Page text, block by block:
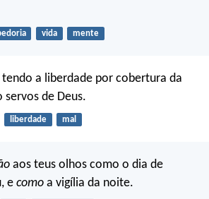
vida mente
a liberdade por cobertura da
de Deus.
liberdade mal
aos teus olhos como o dia de
e como a vigília da noite.